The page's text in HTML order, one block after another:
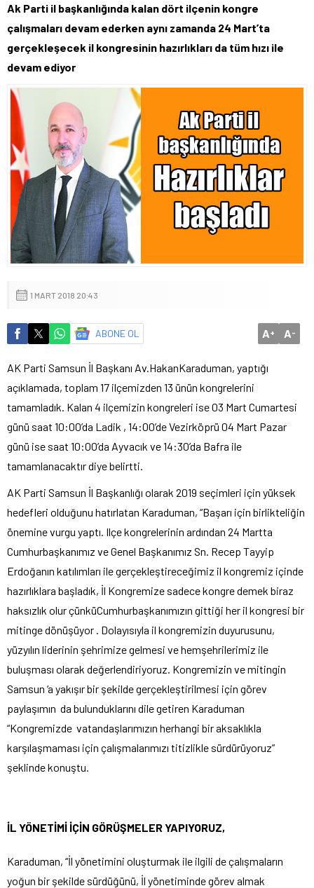
Ak Parti il başkanlığında kalan dört ilçenin kongre
çalışmaları devam ederken aynı zamanda 24 Mart’ta
gerçekleşecek il kongresinin hazırlıkları da tüm hızı ile
devam ediyor
1 MART 2018 20:43
ABONE OL A+ A-
AK Parti Samsun İl Başkanı Av.HakanKaraduman, yaptığı
açıklamada, toplam 17 ilçemizden 13 ünün kongrelerini
tamamladık. Kalan 4 ilçemizin kongreleri ise 03 Mart Cumartesi
günü saat 10:00’da Ladik , 14:00’de Vezirköprü 04 Mart Pazar
günü ise saat 10:00’da Ayvacık ve 14:30’da Bafra ile
tamamlanacaktır diye belirtti.
AK Parti Samsun İl Başkanlığı olarak 2019 seçimleri için yüksek
hedefleri olduğunu hatırlatan Karaduman, “Başarı için birlikteliğin
önemine vurgu yaptı. Ilçe kongrelerinin ardından 24 Martta
Cumhurbaşkanımız ve Genel Başkanımız Sn. Recep Tayyip
Erdoğanın katılımları ile gerçekleştireceğimiz il kongremiz içinde
hazırlıklara başladık, İl Kongremize sadece kongre demek biraz
haksızlık olur çünküCumhurbaşkanımızın gittiği her il kongresi bir
mitinge dönüşüyor . Dolayısıyla il kongremizin duyurusunu,
yüzyılın liderinin şehrimize gelmesi ve hemşehrilerimiz ile
buluşması olarak değerlendiriyoruz. Kongremizin ve mitingin
Samsun ‘a yakışır bir şekilde gerçekleştirilmesi için görev
paylaşımın da bulunduklarını dile getiren Karaduman
“Kongremizde vatandaşlarımızın herhangi bir aksaklıkla
karşılaşmaması için çalışmalarımızı titizlikle sürdürüyoruz”
şeklinde konuştu.
İL YÖNETİMİ İÇİN GÖRÜŞMELER YAPIYORUZ,
Karaduman, “İl yönetimini oluşturmak ile ilgili de çalışmaların
yoğun bir şekilde sürdüğünü, İl yönetiminde görev almak